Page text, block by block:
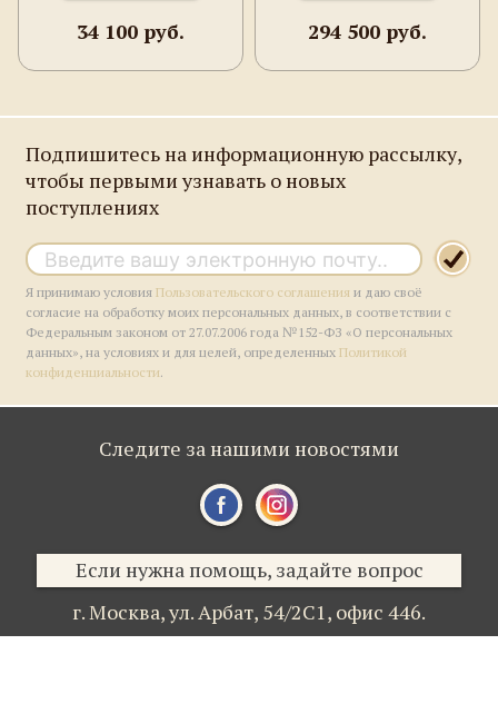
34 100 руб. 294 500 руб.
Подпишитесь на информационную рассылку,
чтобы первыми узнавать о новых
поступлениях
Я принимаю условияПользовательского соглашения и даю своё
согласие на обработку моих персональных данных, в соответствии с
Федеральным законом от 27.07.2006 года №152-ФЗ «О персональных
данных», на условиях и для целей, определенныхПолитикой
конфиденциальности.
Следите за нашими новостями
Если нужна помощь, задайте вопрос
г. Москва,ул. Арбат, 54/2С1, офис 446.